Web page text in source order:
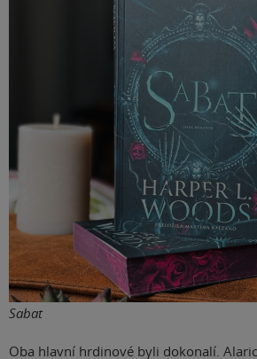
Sabat
Oba hlavní hrdinové byli dokonalí.